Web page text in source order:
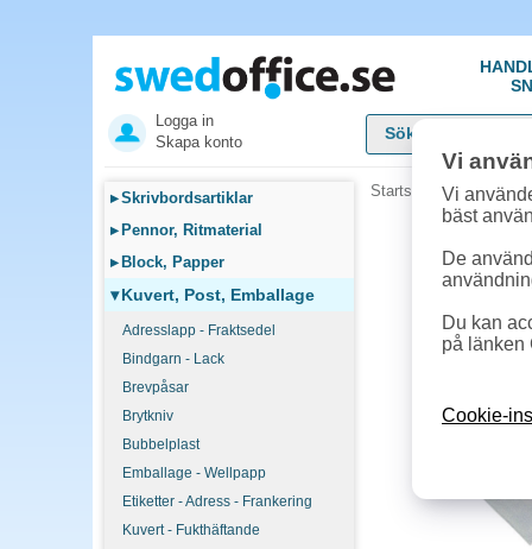
Logga in
Skapa konto
▸Skrivbordsartiklar
▸ Pennor, Ritmaterial
▸ Block, Papper
▾Kuvert, Post, Emballage
Adresslapp - Fraktsedel
Bindgarn - Lack
Brevpåsar
Brytkniv
Bubbelplast
Emballage - Wellpapp
Etiketter - Adress - Frankering
Kuvert - Fukthäftande
Startsida »Kuvert,
Vi
Vi
bäst
De
Du kan
på länken
Cookie-